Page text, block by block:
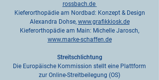
rossbach.de
Kieferorthopädie am Nordbad: Konzept & Design
Alexandra Dohse, www.grafikkiosk.de
Kieferorthopädie am Main: Michelle Jarosch,
www.marke-schaffen.de
Streitschlichtung
Die Europäische Kommission stellt eine Plattform
zur Online-Streitbeilegung (OS)